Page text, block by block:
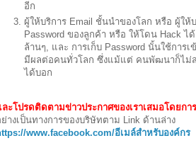
อีก
ผู้ให้บริการ Email ชั้นนำของโลก หรือ ผู้ใ
Password ของลูกค้า หรือ ให้โดน Hack ไ
ล้านๆ, และ การเก็บ Password นั้นใช้การ
มีผลต่อคนทั่วโลก ซึ่งแม้แต่ คนพัฒนาก็ไม่ส
ได้บอก
ละโปรดติดตามข่าวประกาศของเราเสมอโดยก
ย่างเป็นทางการของบริษัทตาม Link ด้านล่าง
www.facebook.com/อีเมล์สำหรับองค์กร